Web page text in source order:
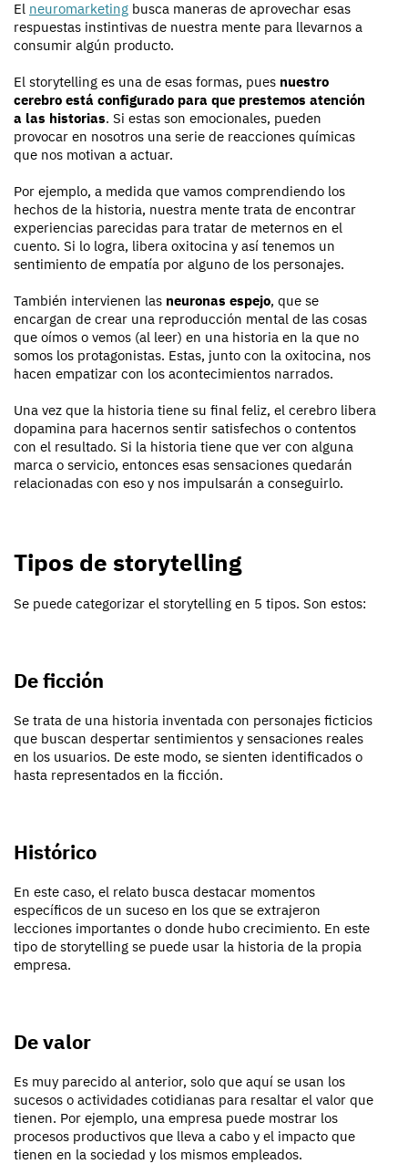
El neuromarketing busca maneras de aprovechar esas
respuestas instintivas de nuestra mente para llevarnos a
consumir algún producto.
El storytelling es una de esas formas, pues nuestro
cerebro está configurado para que prestemos atención
a las historias. Si estas son emocionales, pueden
provocar en nosotros una serie de reacciones químicas
que nos motivan a actuar.
Por ejemplo, a medida que vamos comprendiendo los
hechos de la historia, nuestra mente trata de encontrar
experiencias parecidas para tratar de meternos en el
cuento. Si lo logra, libera oxitocina y así tenemos un
sentimiento de empatía por alguno de los personajes.
También intervienen las neuronas espejo, que se
encargan de crear una reproducción mental de las cosas
que oímos o vemos (al leer) en una historia en la que no
somos los protagonistas. Estas, junto con la oxitocina, nos
hacen empatizar con los acontecimientos narrados.
Una vez que la historia tiene su final feliz, el cerebro libera
dopamina para hacernos sentir satisfechos o contentos
con el resultado. Si la historia tiene que ver con alguna
marca o servicio, entonces esas sensaciones quedarán
relacionadas con eso y nos impulsarán a conseguirlo.
Tipos de storytelling
Se puede categorizar el storytelling en 5 tipos. Son estos:
De ficción
Se trata de una historia inventada con personajes ficticios
que buscan despertar sentimientos y sensaciones reales
en los usuarios. De este modo, se sienten identificados o
hasta representados en la ficción.
Histórico
En este caso, el relato busca destacar momentos
específicos de un suceso en los que se extrajeron
lecciones importantes o donde hubo crecimiento. En este
tipo de storytelling se puede usar la historia de la propia
empresa.
De valor
Es muy parecido al anterior, solo que aquí se usan los
sucesos o actividades cotidianas para resaltar el valor que
tienen. Por ejemplo, una empresa puede mostrar los
procesos productivos que lleva a cabo y el impacto que
tienen en la sociedad y los mismos empleados.